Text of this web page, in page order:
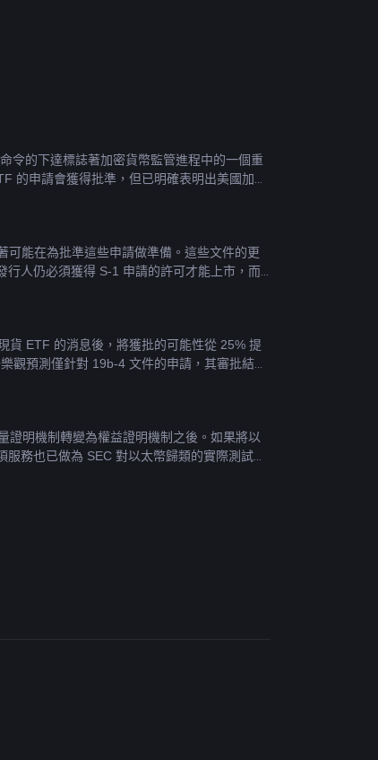
令的下達標誌著加密貨幣監管進程中的一個重
的申請會獲得批準，但已明確表明出美國加密
能在為批準這些申請做準備。這些文件的更
人仍必須獲得 S-1 申請的許可才能上市，而
貨 ETF 的消息後，將獲批的可能性從 25% 提
觀預測僅針對 19b-4 文件的申請，其審批結果
證明機制轉變為權益證明機制之後。如果將以
務也已做為 SEC 對以太幣歸類的實際測試。